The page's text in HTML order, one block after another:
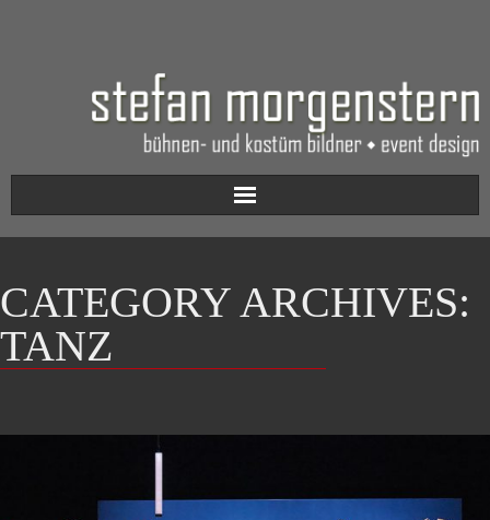
Aktuell
Werkverzeichnis
Biografie
CATEGORY ARCHIVES:
TANZ